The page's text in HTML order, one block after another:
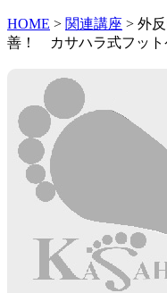
HOME > 関連講座 > 外
善！ カサハラ式フット